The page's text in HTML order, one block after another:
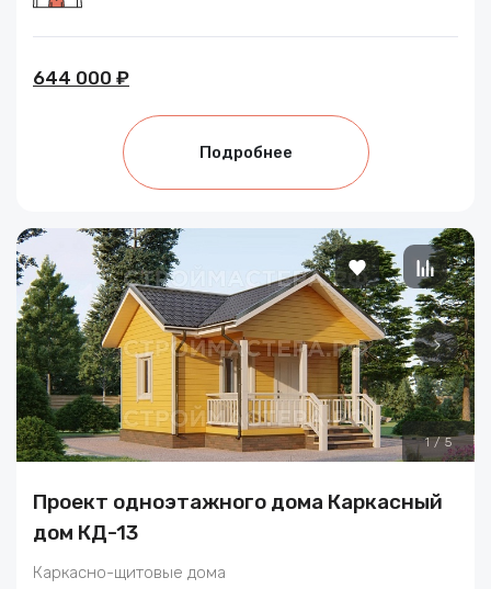
644 000 ₽
Подробнее
1 / 5
Проект одноэтажного дома Каркасный
дом КД-13
Каркасно-щитовые дома